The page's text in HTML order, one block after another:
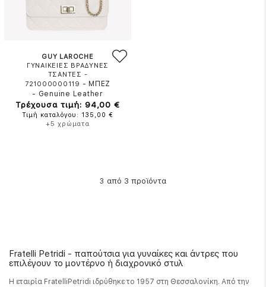
GUY LAROCHE
ΓΥΝΑΙΚΕΙΕΣ ΒΡΑΔΥΝΕΣ
ΤΣΑΝΤΕΣ -
721000000119 - ΜΠΕΖ
- Genuine Leather
Τρέχουσα τιμή: 94,00 €
Τιμή καταλόγου: 135,00 €
+5 χρώματα
3 από 3 προϊόντα
Fratelli Petridi - παπούτσια για γυναίκες και άντρες που
επιλέγουν το μοντέρνο ή διαχρονικό στυλ
Η εταιρία FratelliPetridi ιδρύθηκε το 1957 στη Θεσσαλονίκη. Από την